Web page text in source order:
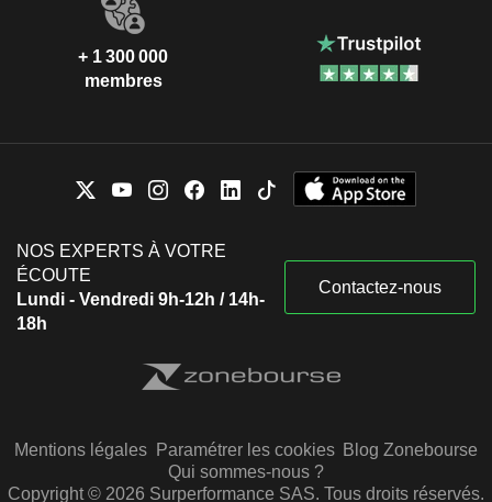
+ 1 300 000
membres
NOS EXPERTS À VOTRE
ÉCOUTE
Lundi - Vendredi 9h-12h / 14h-
18h
Contactez-nous
Mentions légales Paramétrer les cookies Blog Zonebourse
Qui sommes-nous ?
Copyright © 2026 Surperformance SAS. Tous droits réservés.